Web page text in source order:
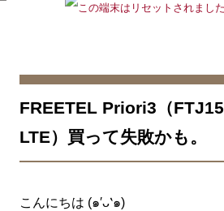
FREETEL Priori3（
LTE）買って失敗かも。
こんにちは (๑′ᴗ‵๑)